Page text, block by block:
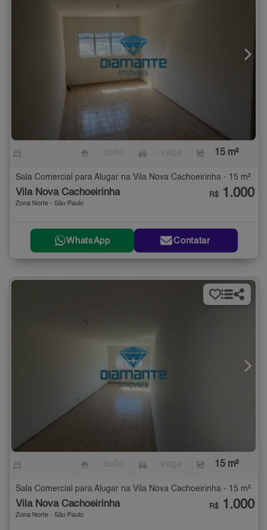
15 m²
Sala Comercial para Alugar na Vila Nova Cachoeirinha - 15 m²
Vila Nova Cachoeirinha
Zona Norte - São Paulo
R$ 1.000
WhatsApp Contatar
15 m²
Sala Comercial para Alugar na Vila Nova Cachoeirinha - 15 m²
Vila Nova Cachoeirinha
Zona Norte - São Paulo
R$ 1.000